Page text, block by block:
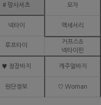
# 망사셔츠 모자
넥타이 액세서리
루프타이
커프스&
넥타이핀
♥ 정장바지 캐주얼바지
원단정보 ♡ Woman